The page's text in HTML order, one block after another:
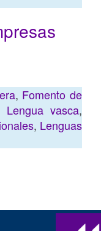
, Fomento de
Lengua vasca,
, Lenguas